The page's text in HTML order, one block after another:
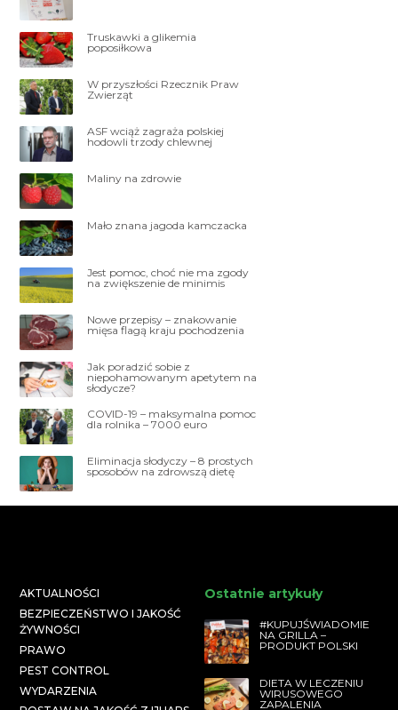
Truskawki a glikemia
poposiłkowa
W przyszłości Rzecznik Praw
Zwierząt
ASF wciąż zagraża polskiej
hodowli trzody chlewnej
Maliny na zdrowie
Mało znana jagoda kamczacka
Jest pomoc, choć nie ma zgody
na zwiększenie de minimis
Nowe przepisy – znakowanie
mięsa flagą kraju pochodzenia
Jak poradzić sobie z
niepohamowanym apetytem na
słodycze?
COVID-19 – maksymalna pomoc
dla rolnika – 7000 euro
Eliminacja słodyczy – 8 prostych
sposobów na zdrowszą dietę
AKTUALNOŚCI
BEZPIECZEŃSTWO I JAKOŚĆ
ŻYWNOŚCI
PRAWO
PEST CONTROL
WYDARZENIA
Ostatnie artykuły
#KUPUJŚWIADOMIE
NA GRILLA –
PRODUKT POLSKI
DIETA W LECZENIU
WIRUSOWEGO
ZAPALENIA